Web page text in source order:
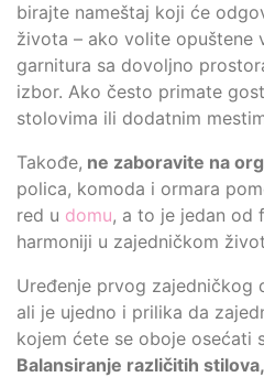
birajte nameštaj koji će
života – ako volite opuštene
garnitura sa dovoljno
izbor. Ako često primate
stolovima ili dodatnim
Takođe, ne zaboravite na
polica, komoda i ormara
red u domu, a to je jedan od
harmoniji u zajedničkom
Uređenje prvog zajedničkog
ali je ujedno i prilika da
kojem ćete se oboje osećati
Balansiranje različitih